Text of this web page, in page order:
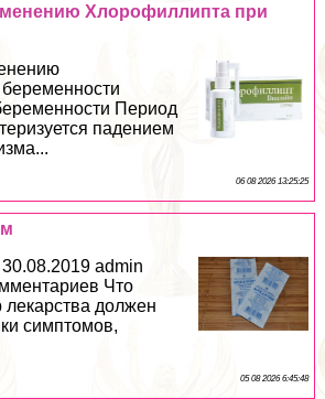
Хлорофиллипта при
Период
падением
06 08 2026 13:25:25
admin
Что
должен
симптомов,
05 08 2026 6:45:48